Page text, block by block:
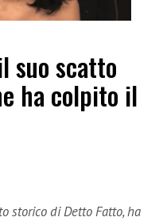
suo scatto
ha colpito il
storico di Detto Fatto, ha